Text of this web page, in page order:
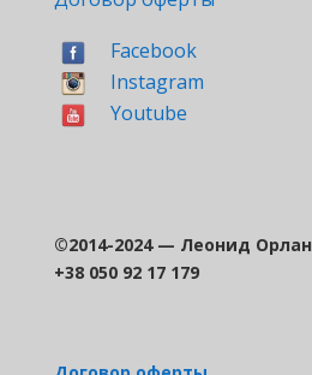
Facebook
Instagram
Youtube
©2014-2024 — Леонид Орлан
+38 050 92 17 179